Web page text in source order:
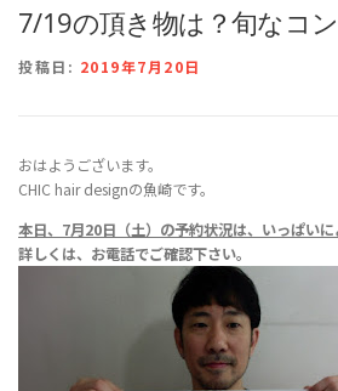
7/19の頂き物は？旬なコ
投稿日: 2019年7月20日
おはようございます。
CHIC hair designの魚崎です。
本日、7月20日（土）の予約状況は、いっぱい
詳しくは、お電話でご確認下さい。